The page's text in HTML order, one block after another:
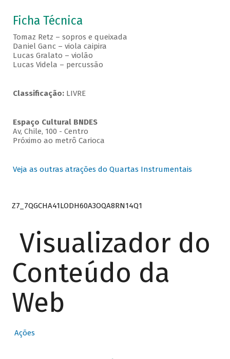
Ficha Técnica
Tomaz Retz – sopros e queixada
Daniel Ganc – viola caipira
Lucas Gralato – violão
Lucas Videla – percussão
Classificação: LIVRE
Espaço Cultural BNDES
Av, Chile, 100 - Centro
Próximo ao metrô Carioca
Veja as outras atrações do Quartas Instrumentais
Z7_7QGCHA41LODH60A3OQA8RN14Q1
Visualizador do
Conteúdo da
Web
Ações